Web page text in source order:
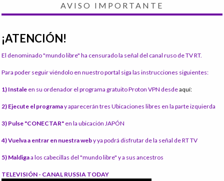
AVISO IMPORTANTE
¡ATENCIÓN!
El denominado "mundo libre" ha censurado la señal del canal ruso de TV RT.
Para poder seguir viéndolo en nuestro portal siga las instrucciones siguientes:
1) Instale en su ordenador el programa gratuito Proton VPN desdeaquí:
2) Ejecute el programay aparecerán tres Ubicaciones libres en la parte izquierda
3) Pulse "CONECTAR" en la ubicación JAPÓN
4) Vuelva a entrar en nuestra weby ya podrá disfrutar de la señal de RT TV
5) Maldigaa los cabecillas del "mundo libre" y a sus ancestros
TELEVISIÓN - CANAL RUSSIA TODAY